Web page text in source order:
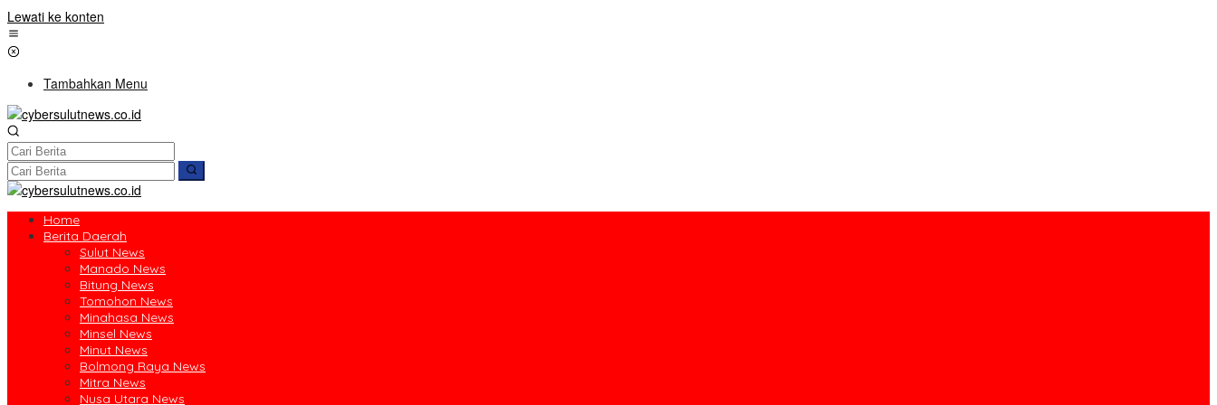
Lewati ke konten
Tambahkan Menu
Home
Berita Daerah
Sulut News
Manado News
Bitung News
Tomohon News
Minahasa News
Minsel News
Minut News
Bolmong Raya News
Mitra News
Nusa Utara News